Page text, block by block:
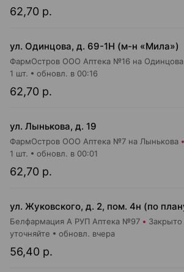
62,70 р.
ул. Одинцова, д. 69-1Н (м-н «Мила»)
ФармОстров ООО Аптека №16 на Одинцова
62,70 р.
1 шт. обновл. в 00:16
ул. Лынькова, д. 19
ФармОстров ООО Аптека №7 на Лынькова
62,70 р.
1 шт. обновл. в 00:01
Белфармация А РУП Аптека №97 Закрыто
56,40 р.
уточняйте обновл. вчера